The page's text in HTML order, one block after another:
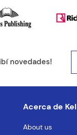
novedades!
Acerca de Kel
About us